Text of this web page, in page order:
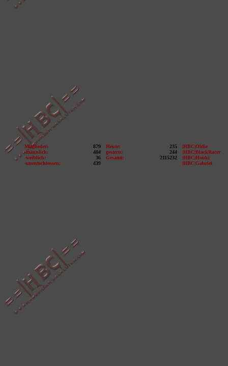
Mitglieder:
879
-männlich:
404
-weiblich:
36
-unentschlossen:
439
Heute:
235
gestern:
244
Gesamt:
2115232
|HBC|Oldie
|HBC|BlackRacer
|HBC|Hauki
|HBC|Gabriel